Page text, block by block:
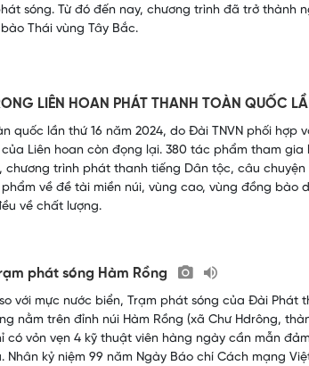
sóng. Từ đó đến nay, chương trình đã trở thành
Thái vùng Tây Bắc.
LIÊN HOAN PHÁT THANH TOÀN QUỐC
quốc lần thứ 16 năm 2024, do Đài TNVN phối hợp
Liên hoan còn đọng lại. 380 tác phẩm tham gia
chương trình phát thanh tiếng Dân tộc, câu
về đề tài miền núi, vùng cao, vùng đồng bào
về chất lượng.
phát sóng Hàm Rồng
với mực nước biển, Trạm phát sóng của Đài Phát
nằm trên đỉnh núi Hàm Rồng (xã Chư Hdrông,
có vỏn vẹn 4 kỹ thuật viên hàng ngày cần mẫn
Nhân kỷ niệm 99 năm Ngày Báo chí Cách mạng